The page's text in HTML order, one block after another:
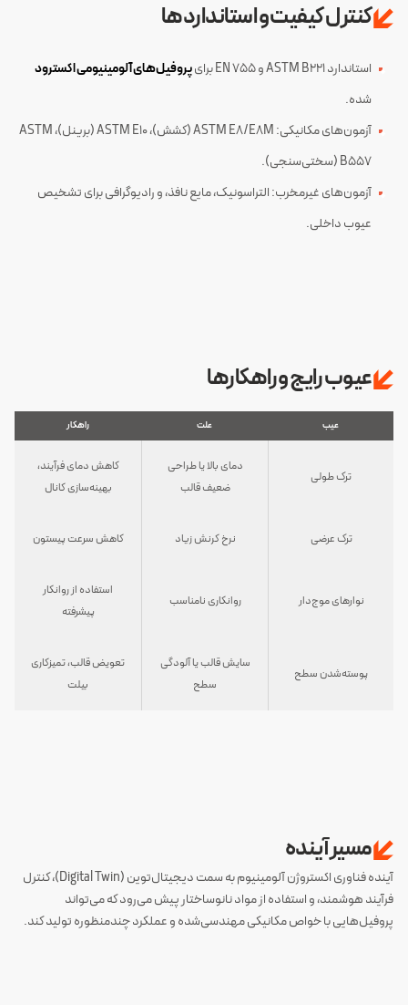
کنترل کیفیت و استانداردها
استاندارد ASTM B221 و EN 755 برای
پروفیل‌های آلومینیومی اکسترود
شده.
آزمون‌های مکانیکی: ASTM E8/E8M (کشش)، ASTM E10 (برینل)، ASTM
B557 (سختی‌سنجی).
آزمون‌های غیرمخرب: التراسونیک، مایع نافذ، و رادیوگرافی برای تشخیص
عیوب داخلی.
عیوب رایج و راهکارها
عیب علت راهکار
ترک طولی
دمای بالا یا طراحی
ضعیف قالب
کاهش دمای فرآیند،
بهینه‌سازی کانال
ترک عرضی نرخ کرنش زیاد کاهش سرعت پیستون
نوارهای موج‌دار روانکاری نامناسب
استفاده از روانکار
پیشرفته
پوسته‌شدن سطح
سایش قالب یا آلودگی
سطح
تعویض قالب، تمیزکاری
بیلت
مسیر آینده
آینده فناوری اکستروژن آلومینیوم به سمت دیجیتال‌توین (Digital Twin)، کنترل
فرآیند هوشمند، و استفاده از مواد نانوساختار پیش می‌رود که می‌تواند
پروفیل‌هایی با خواص مکانیکی مهندسی‌شده و عملکرد چندمنظوره تولید کند.